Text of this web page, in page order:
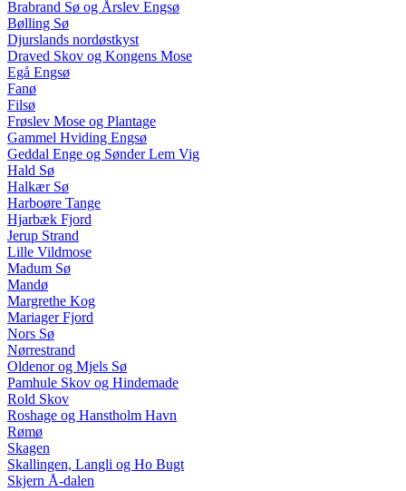
Brabrand Sø og Årslev Engsø
Bølling Sø
Djurslands nordøstkyst
Draved Skov og Kongens Mose
Egå Engsø
Fanø
Filsø
Frøslev Mose og Plantage
Gammel Hviding Engsø
Geddal Enge og Sønder Lem Vig
Hald Sø
Halkær Sø
Harboøre Tange
Hjarbæk Fjord
Jerup Strand
Lille Vildmose
Madum Sø
Mandø
Margrethe Kog
Mariager Fjord
Nors Sø
Nørrestrand
Oldenor og Mjels Sø
Pamhule Skov og Hindemade
Rold Skov
Roshage og Hanstholm Havn
Rømø
Skagen
Skallingen, Langli og Ho Bugt
Skjern Å-dalen